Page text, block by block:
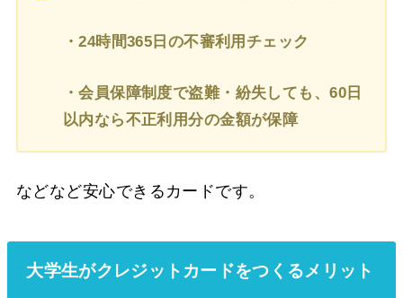
・24時間365日の不審利用チェック
・会員保障制度で盗難・紛失しても、60日
以内なら不正利用分の金額が保障
などなど安心できるカードです。
大学生がクレジットカードをつくるメリット